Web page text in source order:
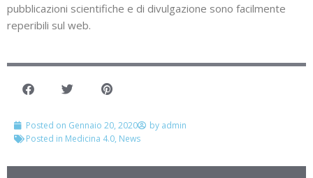
pubblicazioni scientifiche e di divulgazione sono facilmente
reperibili sul web.
Posted on Gennaio 20, 2020 by admin
Posted in Medicina 4.0, News